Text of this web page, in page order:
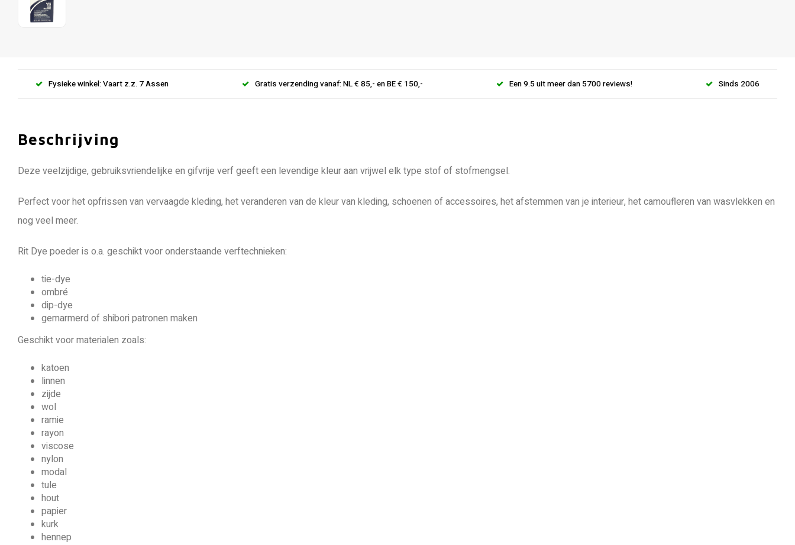
Fysieke winkel: Vaart z.z. 7 Assen Gratis verzending vanaf: NL € 85,- en BE € 150,- Een 9.5 uit meer dan 5700 reviews! Sinds 2006
Beschrijving
Deze veelzijdige, gebruiksvriendelijke en gifvrije verf geeft een levendige kleur aan vrijwel elk type stof of stofmengsel.
Perfect voor het opfrissen van vervaagde kleding, het veranderen van de kleur van kleding, schoenen of accessoires, het afstemmen van je interieur, het camoufleren van wasvlekken en
nog veel meer.
Rit Dye poeder is o.a. geschikt voor onderstaande verftechnieken:
​​tie-dye
ombré
dip-dye
gemarmerd of shibori patronen maken
Geschikt voor materialen zoals:
katoen
linnen
zijde
wol
ramie
rayon
viscose
nylon
modal
tule
hout
papier
kurk
hennep